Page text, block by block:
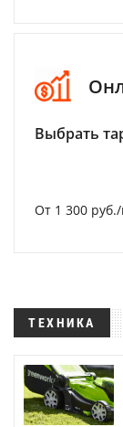
Выбрать
От 1 300
ТЕХНИКА